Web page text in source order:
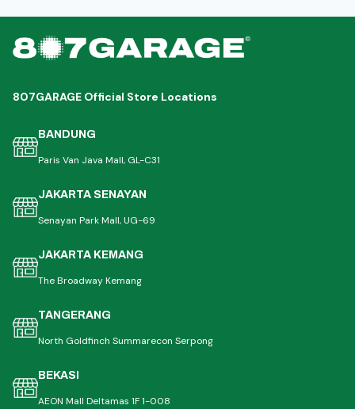
807GARAGE Official Store Locations
BANDUNG
Paris Van Java Mall, GL-C31
JAKARTA SENAYAN
Senayan Park Mall, UG-69
JAKARTA KEMANG
The Broadway Kemang
TANGERANG
North Goldfinch Summarecon Serpong
BEKASI
AEON Mall Deltamas 1F 1-008